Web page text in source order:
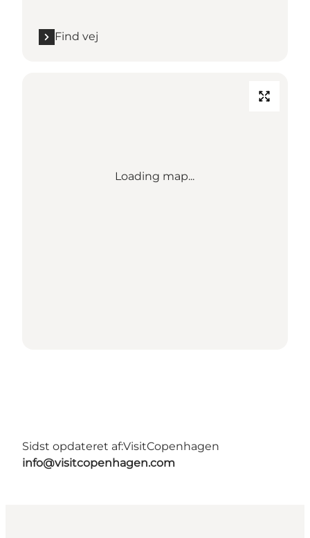
Find vej
Loading map...
Sidst opdateret af:VisitCopenhagen
info@visitcopenhagen.com